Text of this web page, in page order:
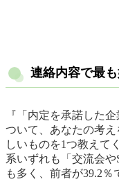
連絡内容で最
『「内定を承諾した
ついて、あなたの考
しいものを1つ教えて
系いずれも「交流会
も多く、前者が39.2％